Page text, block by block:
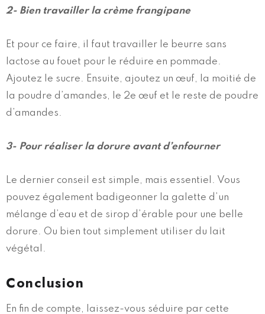
2- Bien travailler la crème frangipane
Et pour ce faire, il faut travailler le beurre sans
lactose au fouet pour le réduire en pommade.
Ajoutez le sucre. Ensuite, ajoutez un œuf, la moitié de
la poudre d’amandes, le 2e œuf et le reste de poudre
d’amandes.
3- Pour réaliser la dorure avant d’enfourner
Le dernier conseil est simple, mais essentiel. Vous
pouvez également badigeonner la galette d’un
mélange d’eau et de sirop d’érable pour une belle
dorure. Ou bien tout simplement utiliser du lait
végétal.
Conclusion
En fin de compte, laissez-vous séduire par cette